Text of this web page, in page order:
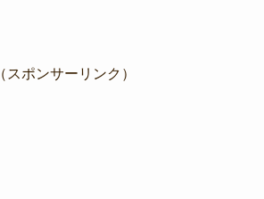
（スポンサーリンク）